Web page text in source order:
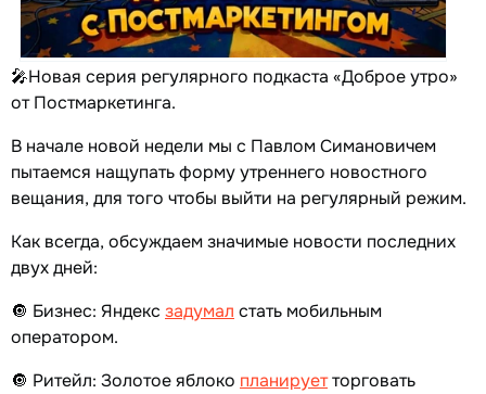
🎤Новая серия регулярного подкаста «Доброе утро»
от Постмаркетинга.
В начале новой недели мы с Павлом Симановичем
пытаемся нащупать форму утреннего новостного
вещания, для того чтобы выйти на регулярный режим.
Как всегда, обсуждаем значимые новости последних
двух дней:
🔘 Бизнес: Яндекс задумал стать мобильным
оператором.
🔘 Ритейл: Золотое яблоко планируетторговать